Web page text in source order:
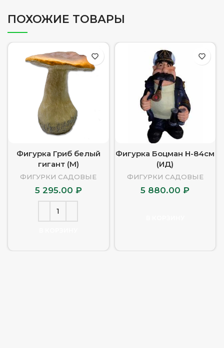
ПОХОЖИЕ ТОВАРЫ
Фигурка Гриб белый
гигант (М)
ФИГУРКИ САДОВЫЕ
5 295.00 ₽
Фигурка Боцман Н-84см
(ИД)
ФИГУРКИ САДОВЫЕ
5 880.00₽